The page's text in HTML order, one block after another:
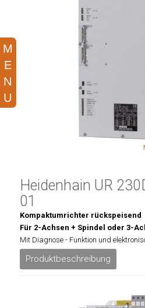
Heidenhain UR
01
Kompaktumrichter rückspeisend
Für 2-Achsen + Spindel oder 3-
Mit Diagnose - Funktion und
Produktbeschreibung